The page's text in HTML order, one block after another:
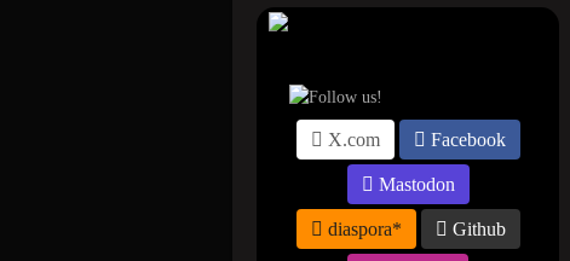
X.com Facebook
Mastodon
diaspora* Github